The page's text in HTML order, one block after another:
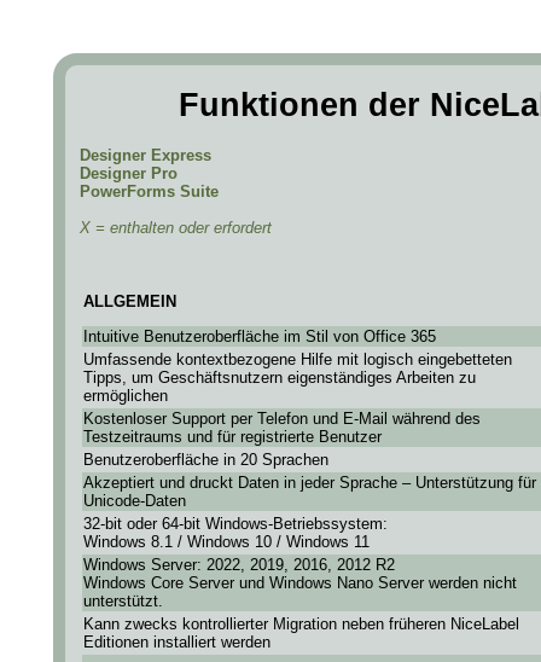
Funktionen der
Designer Express
Designer Pro
PowerForms Suite
X = enthalten oder erfordert
ALLGEMEIN
Intuitive Benutzeroberfläche im Stil von Office 365
Umfassende kontextbezogene Hilfe mit logisch eingebetteten
Tipps, um Geschäftsnutzern eigenständiges Arbeiten zu
ermöglichen
Kostenloser Support per Telefon und E-Mail während des
Testzeitraums und für registrierte Benutzer
Benutzeroberfläche in 20 Sprachen
Akzeptiert und druckt Daten in jeder Sprache – Unterstützung für
Unicode-Daten
32-bit oder 64-bit Windows-Betriebssystem:
Windows 8.1 / Windows 10 / Windows 11
Windows Server: 2022, 2019, 2016, 2012 R2
Windows Core Server und Windows Nano Server werden nicht
unterstützt.
Kann zwecks kontrollierter Migration neben früheren NiceLabel
Editionen installiert werden